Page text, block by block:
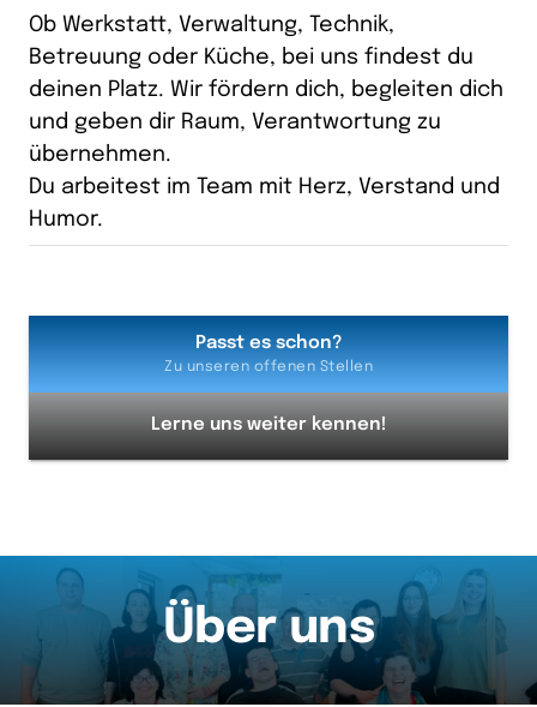
Ob Werkstatt, Verwaltung, Technik,
Betreuung oder Küche, bei uns findest du
deinen Platz. Wir fördern dich, begleiten dich
und geben dir Raum, Verantwortung zu
übernehmen.
Du arbeitest im Team mit Herz, Verstand und
Humor.
Passt es schon?
Zu unseren offenen Stellen
Lerne uns weiter kennen!
Über uns